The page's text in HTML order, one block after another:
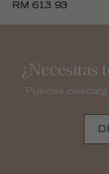
RM 613 93
¿Necesitas
Puedes